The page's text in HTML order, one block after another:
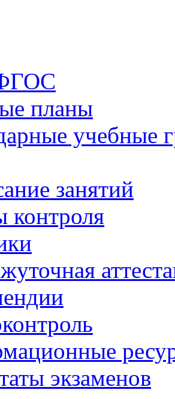
планы
учебные
занятий
экзаменов